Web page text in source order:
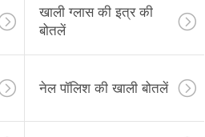
खाली ग्लास की इत्र की
बोतलें
नेल पॉलिश की खाली बोतलें